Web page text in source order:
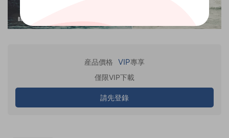
産品價格 VIP專享
僅限VIP下載
請先登錄